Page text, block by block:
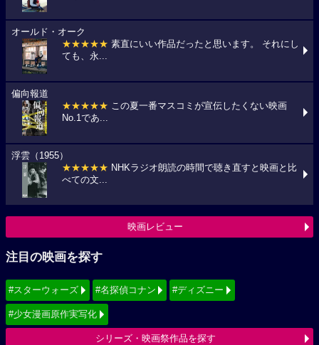
オールド・オーク
★★★★★ 素直にいい作品だったと思います。 それにし
ても、永...
偏向報道
★★★★★ この夏一番マスコミが宣伝したくない映画
No.1であ...
浮雲（1955）
★★★★★ NHKラジオ朗読の時間で聴き直すと映画と比
べての文...
映画レビュー
注目の映画を探す
#スターウォーズ #名探偵コナン #ディズニー
#少女漫画原作実写化
シリーズ・映画祭作品を探す